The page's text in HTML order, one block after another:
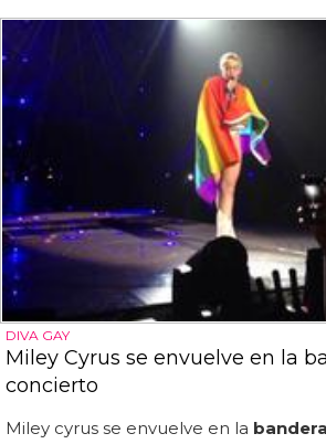
DIVA GAY
Miley Cyrus se envuelve en la
concierto
Miley cyrus se envuelve en la bandera